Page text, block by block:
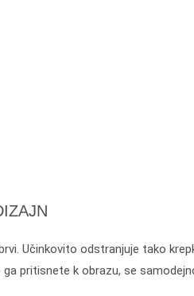
Učinkovito odstranjuje tako
pritisnete k obrazu, se